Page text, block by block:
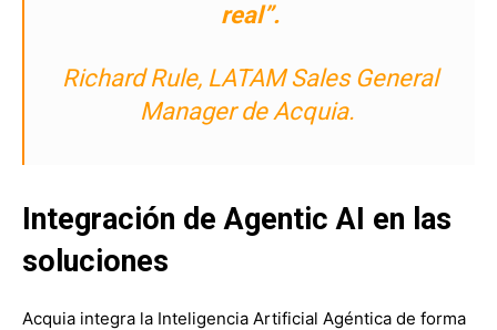
real”.
Richard Rule, LATAM Sales General
Manager de Acquia.
Integración de Agentic AI en las
soluciones
Acquia integra la Inteligencia Artificial Agéntica de forma